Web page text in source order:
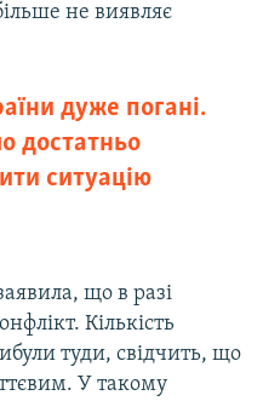
не виявляє
дуже погані.
достатньо
ситуацію
що в разі
Кількість
туди, свідчить, що
У такому